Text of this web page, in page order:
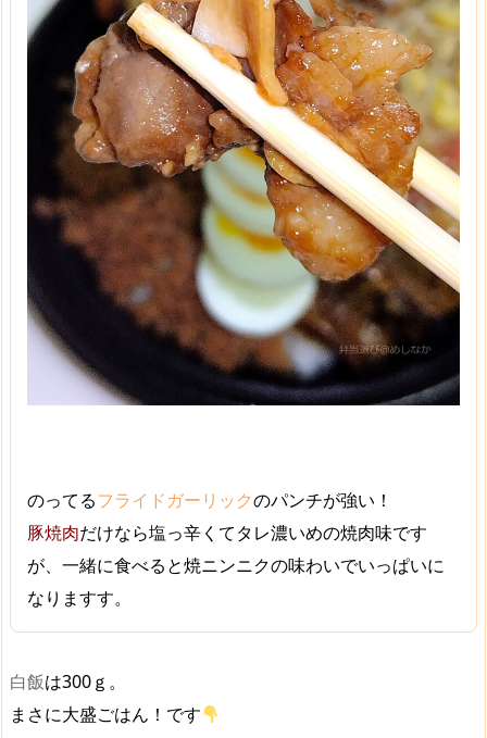
のってるフライドガーリックのパンチが強い！
豚焼肉だけなら塩っ辛くてタレ濃いめの焼肉味です
が、一緒に食べると焼ニンニクの味わいでいっぱいに
なりますす。
白飯は300ｇ。
まさに大盛ごはん！ です